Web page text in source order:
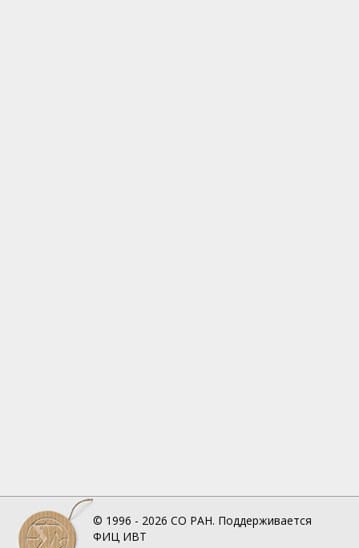
© 1996 - 2026 СО РАН. Поддерживается
ФИЦ ИВТ